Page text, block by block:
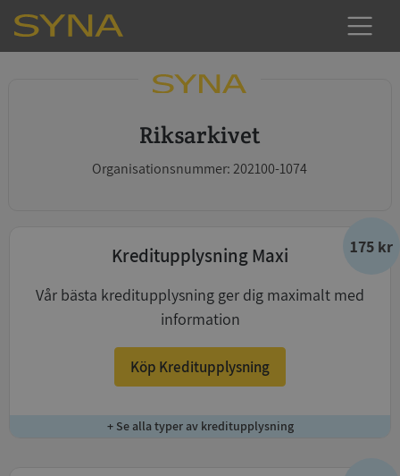
Riksarkivet
Organisationsnummer: 202100-1074
175 kr
Kreditupplysning Maxi
Vår bästa kreditupplysning ger dig maximalt med
information
Köp Kreditupplysning
+ Se alla typer av kreditupplysning